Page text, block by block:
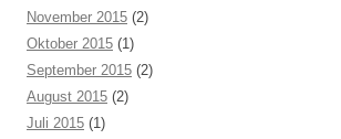
November 2015 (2)
Oktober 2015 (1)
September 2015 (2)
August 2015 (2)
Juli 2015 (1)